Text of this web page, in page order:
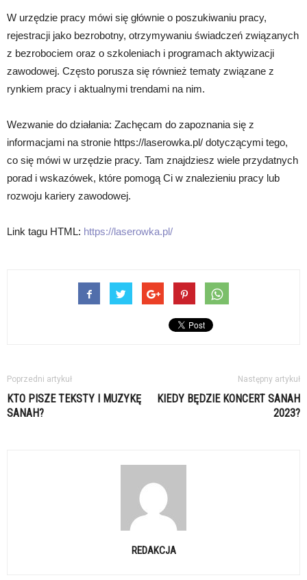
W urzędzie pracy mówi się głównie o poszukiwaniu pracy,
rejestracji jako bezrobotny, otrzymywaniu świadczeń związanych
z bezrobociem oraz o szkoleniach i programach aktywizacji
zawodowej. Często porusza się również tematy związane z
rynkiem pracy i aktualnymi trendami na nim.
Wezwanie do działania: Zachęcam do zapoznania się z
informacjami na stronie https://laserowka.pl/ dotyczącymi tego,
co się mówi w urzędzie pracy. Tam znajdziesz wiele przydatnych
porad i wskazówek, które pomogą Ci w znalezieniu pracy lub
rozwoju kariery zawodowej.
Link tagu HTML: https://laserowka.pl/
Poprzedni artykuł
KTO PISZE TEKSTY I MUZYKĘ
SANAH?
Następny artykuł
KIEDY BĘDZIE KONCERT SANAH
2023?
REDAKCJA